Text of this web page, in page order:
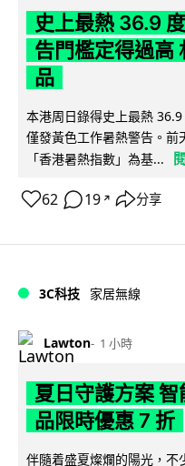
史上最熱 36.9
告門檻定得過高
品
本港周日錄得史上最熱
僅發黃色工作暑熱警告。前
「香港暑熱指數」為基...
62 19 ↗ 分享
3C科技 家居無線
Lawton 1 小時
夏日守護方案
品限時優惠 7 折
伴隨着盛夏燦爛的陽光，不